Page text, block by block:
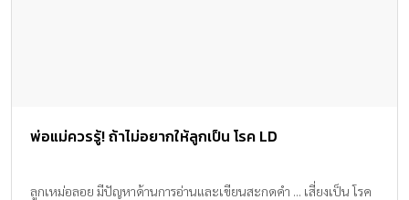
พ่อแม่ควรรู้! ถ้าไม่อยากให้ลูกเป็น โรค LD
ลูกเหม่อลอย มีปัญหาด้านการอ่านและเขียนสะกดคำ ... เสี่ยงเป็น โรค